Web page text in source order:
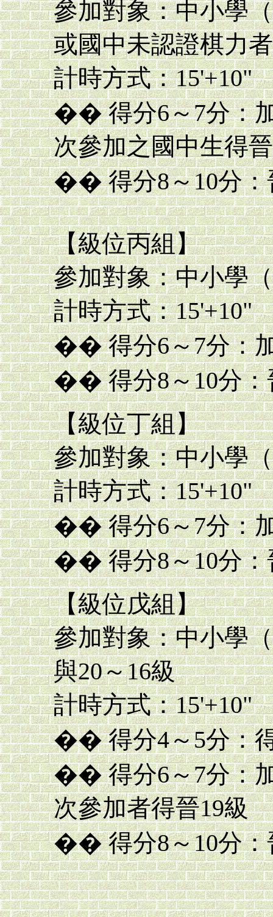
參加對象：中小學
或國中未認證棋力者
計時方式：15'+10"
�� 得分6～7分：
次參加之國中生得
�� 得分8～10分：
【級位丙組】
參加對象：中小學
計時方式：15'+10"
�� 得分6～7分：
�� 得分8～10分：
【級位丁組】
參加對象：中小學
計時方式：15'+10"
�� 得分6～7分：
�� 得分8～10分：
【級位戊組】
參加對象：中小學
與20～16級
計時方式：15'+10"
�� 得分4～5分：
�� 得分6～7分：
次參加者得晉19級
�� 得分8～10分：